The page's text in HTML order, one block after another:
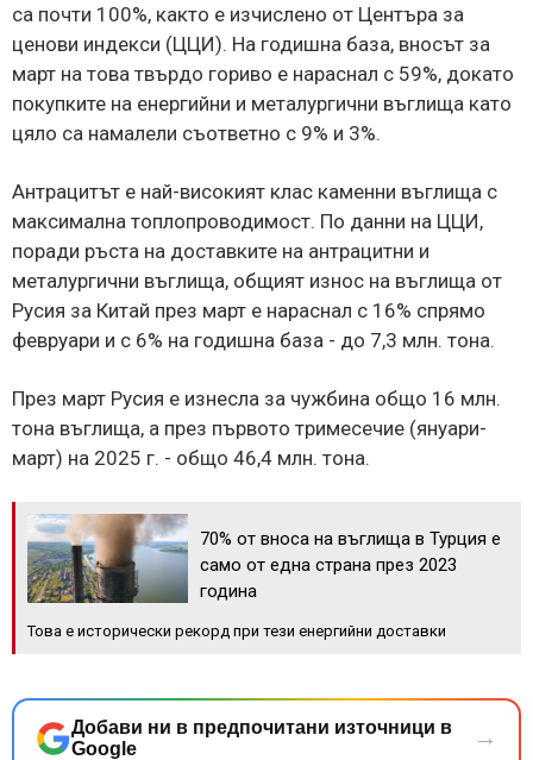
са почти 100%, както е изчислено от Центъра за
ценови индекси (ЦЦИ). На годишна база, вносът за
март на това твърдо гориво е нараснал с 59%, докато
покупките на енергийни и металургични въглища като
цяло са намалели съответно с 9% и 3%.
Антрацитът е най-високият клас каменни въглища с
максимална топлопроводимост. По данни на ЦЦИ,
поради ръста на доставките на антрацитни и
металургични въглища, общият износ на въглища от
Русия за Китай през март е нараснал с 16% спрямо
февруари и с 6% на годишна база - до 7,3 млн. тона.
През март Русия е изнесла за чужбина общо 16 млн.
тона въглища, а през първото тримесечие (януари-
март) на 2025 г. - общо 46,4 млн. тона.
70% от вноса на въглища в Турция е
само от една страна през 2023
година
Това е исторически рекорд при тези енергийни доставки
Добави ни в предпочитани източници в
Google
→